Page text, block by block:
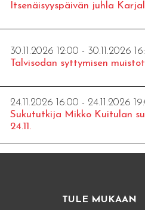
Itsenäisyyspäivän juhla
30.11.2026 12:00 - 30.11.2026
Talvisodan syttymisen
24.11.2026 16:00 - 24.11.2026
Sukututkija Mikko Kuitulan
24.11.
TULE MUKAAN